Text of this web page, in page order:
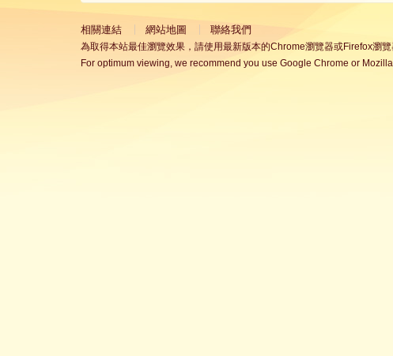
相關連結 網站地圖 聯絡我們
為取得本站最佳瀏覽效果，請使用最新版本的Chrome瀏覽器或Firefox瀏覽
For optimum viewing, we recommend you use Google Chrome or